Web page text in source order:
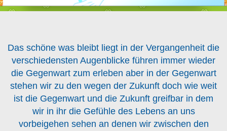
Das schöne was bleibt liegt in der Vergangenheit die
verschiedensten Augenblicke führen immer wieder
die Gegenwart zum erleben aber in der Gegenwart
stehen wir zu den wegen der Zukunft doch wie weit
ist die Gegenwart und die Zukunft greifbar in dem
wir in ihr die Gefühle des Lebens an uns
vorbeigehen sehen an denen wir zwischen den